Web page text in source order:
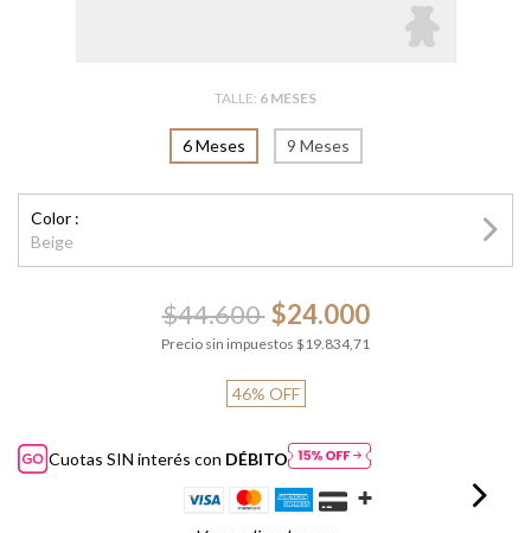
TALLE: 6 MESES
6 Meses 9 Meses
Color :
Beige
$44.600 $24.000
Precio sin impuestos $19.834,71
46% OFF
Cuotas SIN interés con DÉBITO